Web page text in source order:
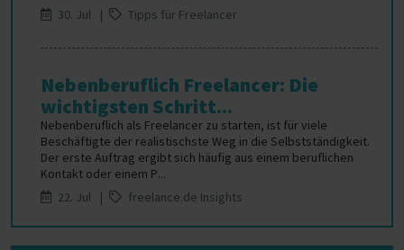
30. Jul |
Tipps für Freelancer
Nebenberuflich Freelancer: Die
wichtigsten Schritt...
Nebenberuflich als Freelancer zu starten, ist für viele
Beschäftigte der realistischste Weg in die Selbstständigkeit.
Der erste Auftrag ergibt sich häufig aus einem beruflichen
Kontakt oder einem P...
22. Jul |
freelance.de Insights